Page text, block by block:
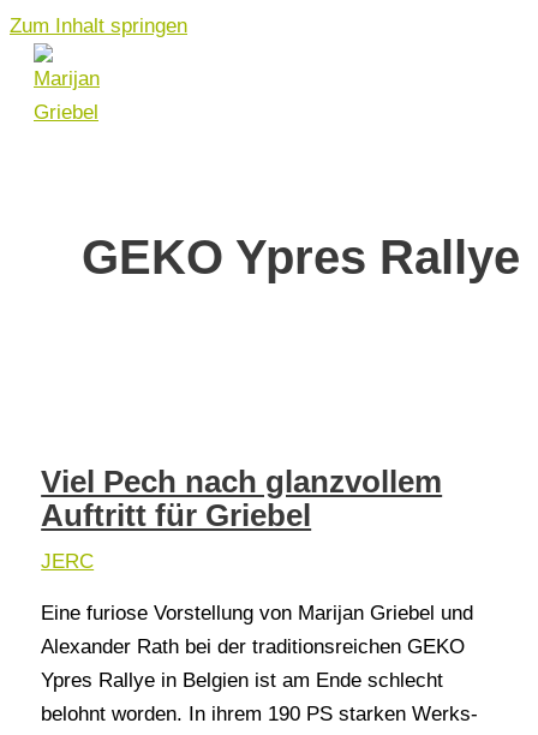
Zum Inhalt springen
GEKO Ypres Rallye
Viel Pech nach glanzvollem
Auftritt für Griebel
JERC
Eine furiose Vorstellung von Marijan Griebel und
Alexander Rath bei der traditionsreichen GEKO
Ypres Rallye in Belgien ist am Ende schlecht
belohnt worden. In ihrem 190 PS starken Werks-